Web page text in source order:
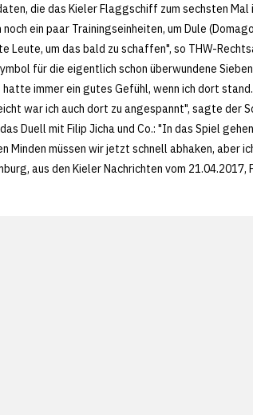
die das Kieler Flaggschiff zum sechsten
ein paar Trainingseinheiten, um Dule
Leute, um das bald zu schaffen", so THW-
für die eigentlich schon überwundene
immer ein gutes Gefühl, wenn ich dort
war ich auch dort zu angespannt", sagte der
Duell mit Filip Jicha und Co.: "In das Spiel
Minden müssen wir jetzt schnell abhaken, aber
aus den Kieler Nachrichten vom 21.04.2017,